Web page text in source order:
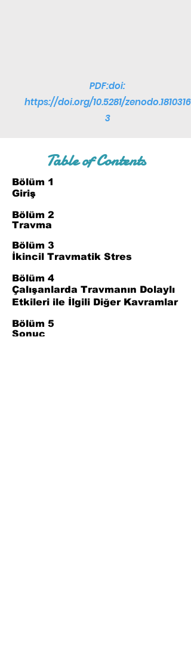
PDF:doi:
https://doi.org/10.5281/zenodo.1810316
3
Table of Contents
Bölüm 1
Giriş
Bölüm 2
Travma
Bölüm 3
İkincil Travmatik Stres
Bölüm 4
Çalışanlarda Travmanın Dolaylı
Etkileri ile İlgili Diğer Kavramlar
Bölüm 5
Sonuç